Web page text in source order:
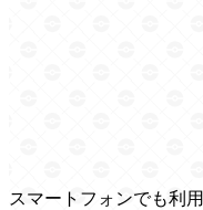
スマートフォンでも利